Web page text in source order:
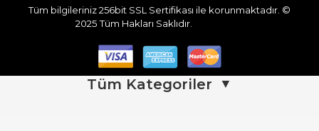
Tüm bilgileriniz 256bit SSL Sertifikası ile korunmaktadır. ©
2025Tüm Hakları Saklıdır.
Tüm Kategoriler ▼